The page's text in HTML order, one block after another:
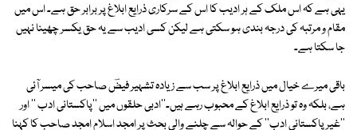
یہی ہے کہ اس ملک کے ہر ادیب کا اس کے سرکاری ذرایع ابلاغ پر برابر حق ہے۔ اس میں
مقام و مرتبہ کی درجہ بندی ہو سکتی ہے لیکن کسی ادیب سے یہ حق یکسر چھینا نہیں
جا سکتا ہے۔
باقی میرے خیال میں ذرایع ابلاغ پر سب سے زیادہ تشہیر فیضؔ صاحب کی میسر آئی
ہے، بلکہ وہ تو ذرایع ابلاغ کے محبوب رہے ہیں۔''ادبی حلقوں میں ''پاکستانی ادب '' اور
''غیر پاکستانی ادب'' کے حوالہ سے چلنے والی بحث پر امجد اسلام امجد صاحب کا کہنا